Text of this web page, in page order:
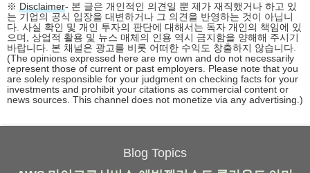
※ Disclaimer- 본 글은 개인적인 의견일 뿐 제가 재직했거나 하고 있
는 기업의 공식 입장을 대변하거나 그 의견을 반영하는 것이 아닙니
다. 사실 확인 및 개인 투자의 판단에 대해서는 독자 개인의 책임에 있
으며, 상업적 활용 및 뉴스 매체의 인용 역시 금지함을 양해해 주시기
바랍니다. 본 채널은 광고를 비롯 어떠한 수익도 창출하지 않습니다.
(The opinions expressed here are my own and do not necessarily
represent those of current or past employers. Please note that you
are solely responsible for your judgment on checking facts for your
investments and prohibit your citations as commercial content or
news sources. This channel does not monetize via any advertising.)
Blog Topics